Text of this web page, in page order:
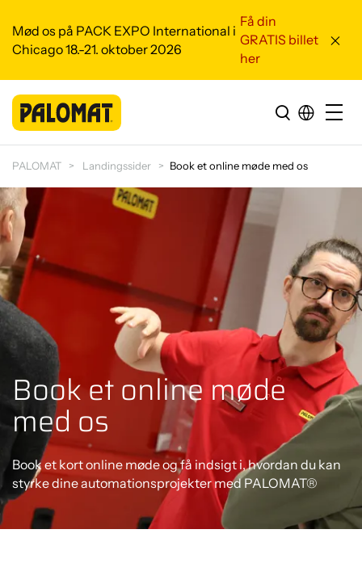
Mød os på PACK EXPO International i
Chicago 18.-21. oktober 2026
Få din
GRATIS billet
her
PALOMAT Landingssider Book et online møde med os
Book et online møde
med os
Book et kort online møde og få indsigt i, hvordan du kan
styrke dine automationsprojekter med PALOMAT®